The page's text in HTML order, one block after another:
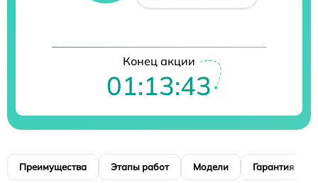
Конец акции
01:13:42
Преимущества Этапы работ Модели Гарантия